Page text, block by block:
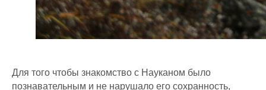
Для того чтобы знакомство с Науканом было
познавательным и не нарушало его сохранность,